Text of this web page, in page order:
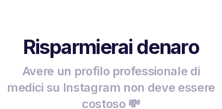
Risparmierai denaro
Avere un profilo professionale di
medici su Instagram non deve essere
costoso 💸